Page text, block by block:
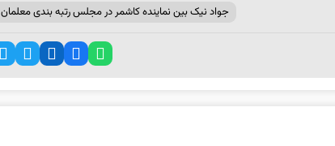
جواد نیک بین نماینده کاشمر در مجلس رتبه بندی معلمان